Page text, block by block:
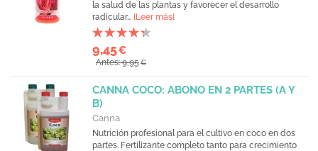
la salud de las plantas y favorecer el desarrollo
radicular... [Leer más]
9,45€
Antes: 9,95€
CANNA COCO: ABONO EN 2 PARTES (A Y
B)
Canna
Nutrición profesional para el cultivo en coco en dos
partes. Fertilizante completo tanto para crecimiento